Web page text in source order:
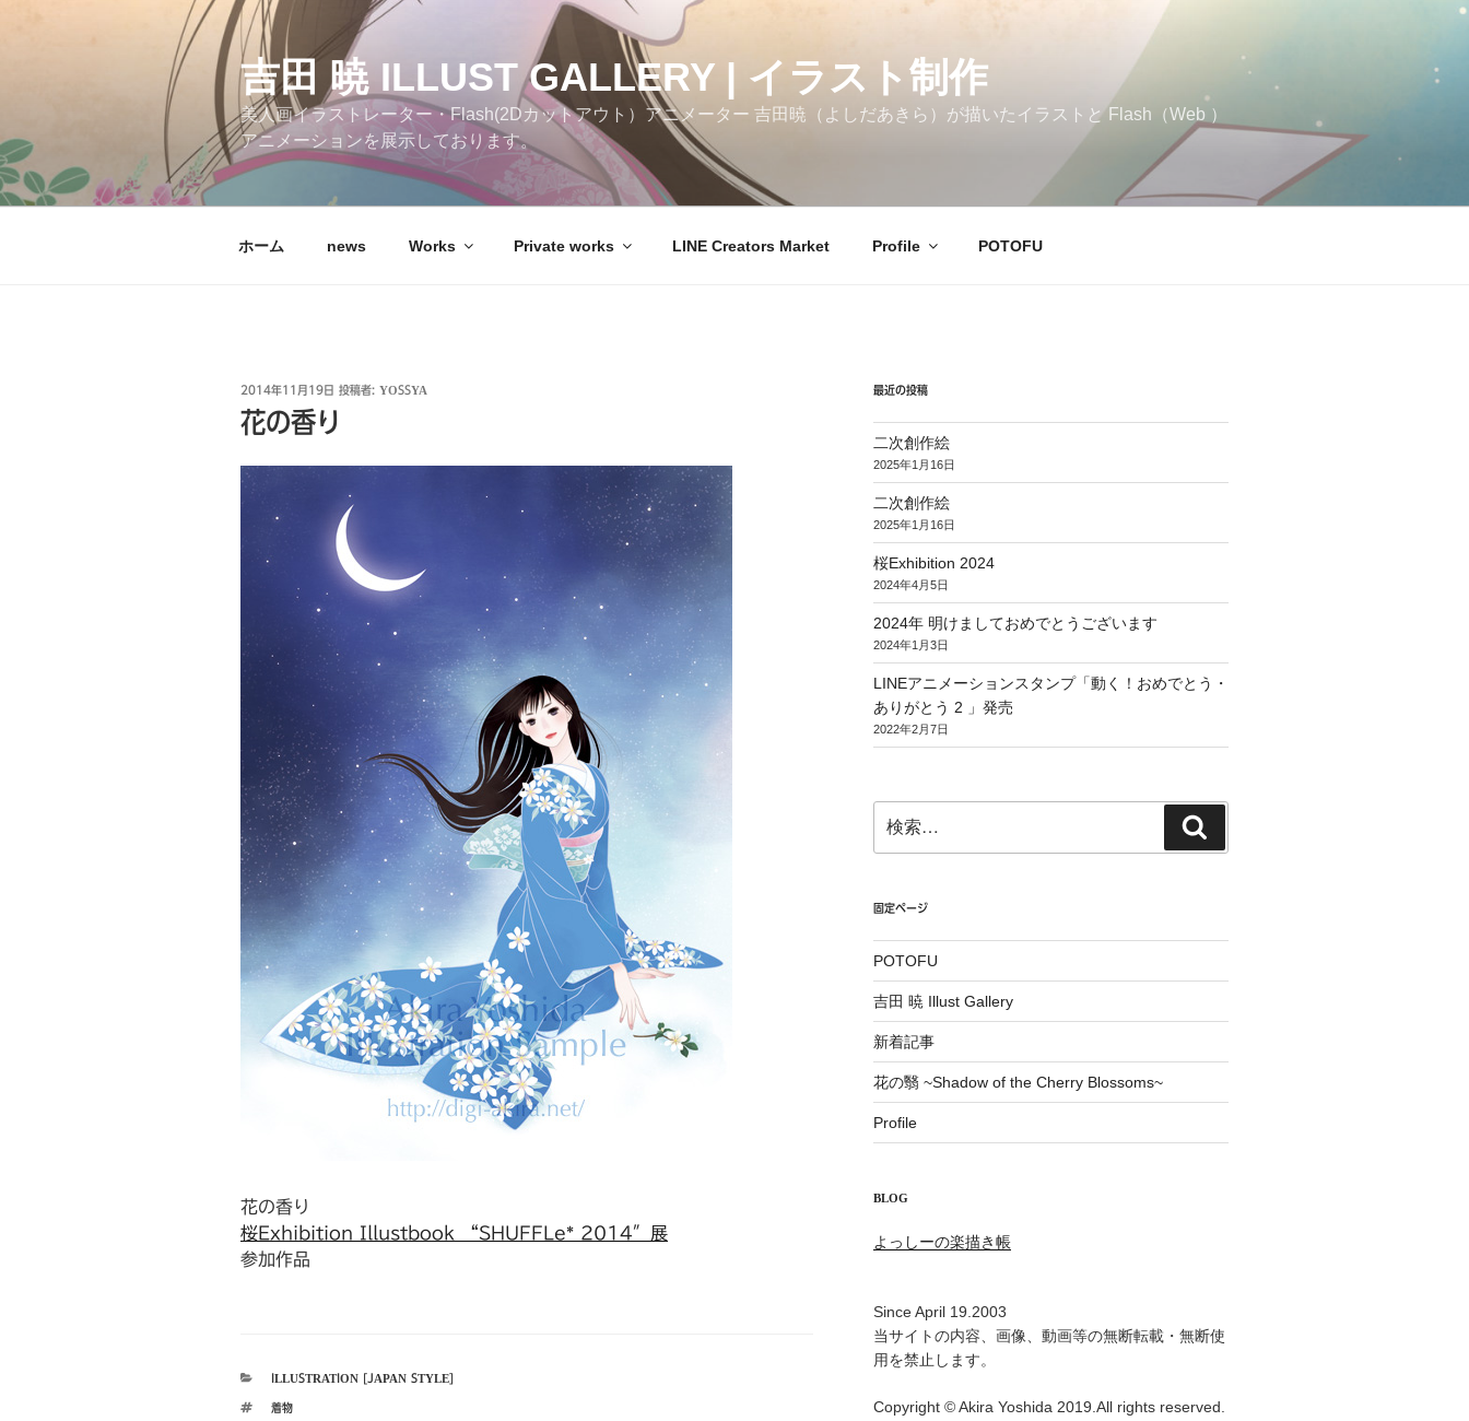
へ
ス
キ
吉田 暁 ILLUST GALLERY | イラスト制作
美人画イラストレーター・Flash(2Dカットアウト）アニメーター 吉田暁（よしだあきら）が描いたイラストと Flash（Web ）
アニメーションを展示しております。
ホーム news Works Private works LINE Creators Market Profile POTOFU
投
日:
2014年11月19日 投稿者: YOSSYA
花の香り
花の香り
桜Exhibition Illustbook “SHUFFLe* 2014″展
参加作品
カ
ゴ
ILLUSTRATION [JAPAN STYLE]
タ
着物
最近の投稿
二次創作絵
2025年1月16日
二次創作絵
2025年1月16日
桜Exhibition 2024
2024年4月5日
2024年 明けましておめでとうございます
2024年1月3日
LINEアニメーションスタンプ「動く！おめでとう・
ありがとう 2 」発売
2022年2月7日
索:
索
固定ページ
POTOFU
吉田 暁 Illust Gallery
新着記事
花の翳 ~Shadow of the Cherry Blossoms~
Profile
BLOG
よっしーの楽描き帳
Since April 19.2003
当サイトの内容、画像、動画等の無断転載・無断使
用を禁止します。
Copyright © Akira Yoshida 2019.All rights reserved.